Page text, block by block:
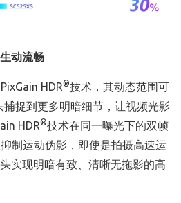
动流畅
HDR®技术，其动态范围可
捉到更多明暗细节，让视频光影
HDR®技术在同一曝光下的双帧
制运动伪影，即使是拍摄高速运
实现明暗有致、清晰无拖影的高